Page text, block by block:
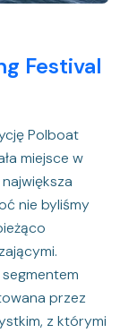
Festival
Polboat
miejsce w
nie byliśmy
przez
z którymi